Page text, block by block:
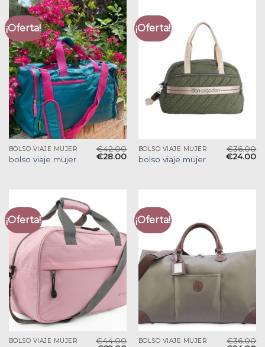
¡Oferta!
BOLSO VIAJE MUJER
bolso viaje mujer
€42.00
€28.00
¡Oferta!
BOLSO VIAJE MUJER
bolso viaje mujer
€36.00
€24.00
¡Oferta!
BOLSO VIAJE MUJER €44.00
¡Oferta!
BOLSO VIAJE MUJER €36.00